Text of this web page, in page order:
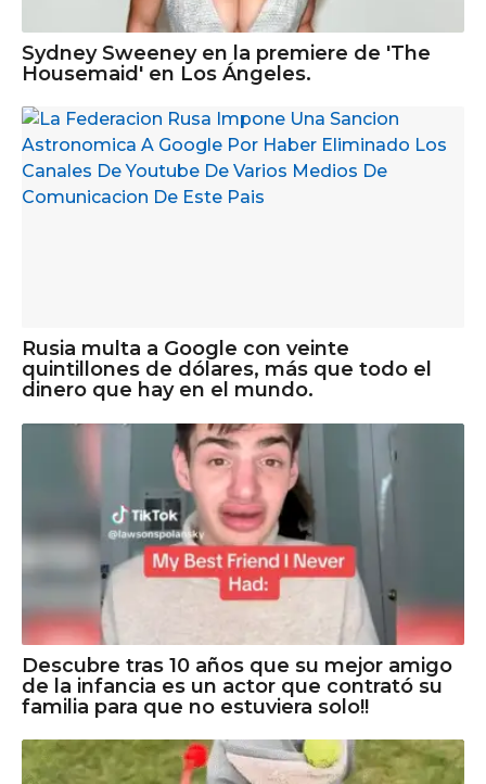
Sydney Sweeney en la premiere de 'The
Housemaid' en Los Ángeles.
Rusia multa a Google con veinte
quintillones de dólares, más que todo el
dinero que hay en el mundo.
Descubre tras 10 años que su mejor amigo
de la infancia es un actor que contrató su
familia para que no estuviera solo!!